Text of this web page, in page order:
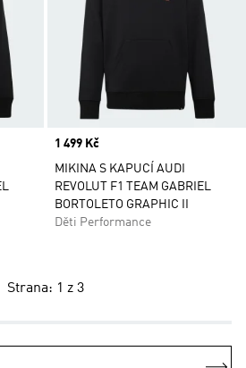
Price
1 499 Kč
MIKINA S KAPUCÍ AUDI
REVOLUT F1 TEAM GABRIEL
BORTOLETO GRAPHIC II
Děti Performance
Strana: 1 z 3